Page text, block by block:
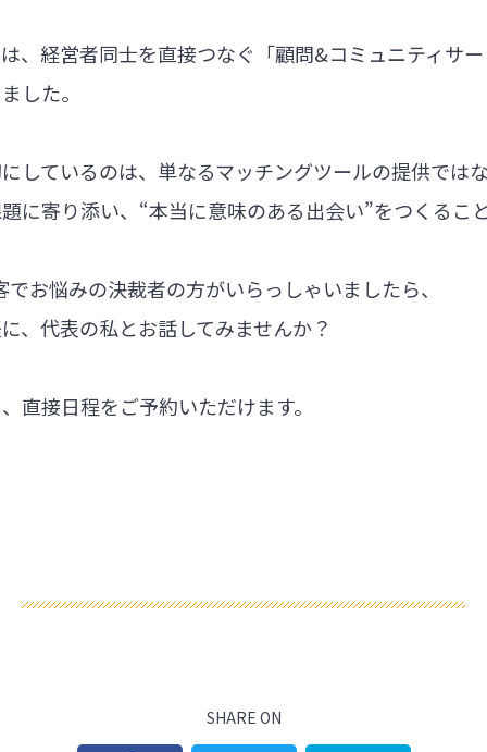
、経営者同士を直接つなぐ「顧問&コミュニティサ
した。
しているのは、単なるマッチングツールの提供では
に寄り添い、“本当に意味のある出会い”をつくるこ
お悩みの決裁者の方がいらっしゃいましたら、
、代表の私とお話してみませんか？
直接日程をご予約いただけます。
SHARE ON